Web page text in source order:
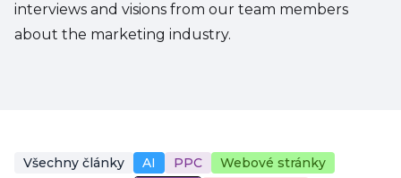
interviews and visions from our team members
about the marketing industry.
Všechny články AI PPC
Webové stránky